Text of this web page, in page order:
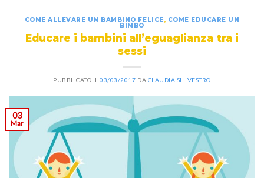
COME ALLEVARE UN BAMBINO FELICE, COME EDUCARE UN
BIMBO
Educare i bambini all’eguaglianza tra i
sessi
PUBBLICATO IL03/03/2017 DA CLAUDIA SILIVESTRO
03
Mar